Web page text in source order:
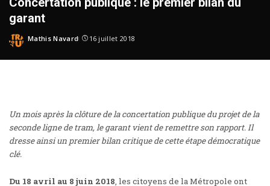
garant
Mathis Navard 16 juillet 2018
Un mois après la clôture de la concertation publique du projet de la
seconde ligne de tram, le garant vient de remettre son rapport. Il
dresse ainsi un premier bilan critique de cette étape démocratique
clé.
Du 18 avril au 8 juin 2018 , les citoyens de la Métropole ont